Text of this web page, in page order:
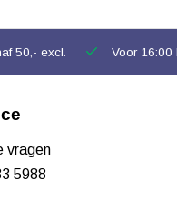
50,- excl. Voor 16:00
vragen
5988